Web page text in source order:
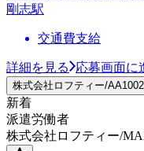
剛志駅
交通費支給
詳細を見る 応募画面に
株式会社ロフティー/
新着
派遣労働者
株式会社ロフティー/